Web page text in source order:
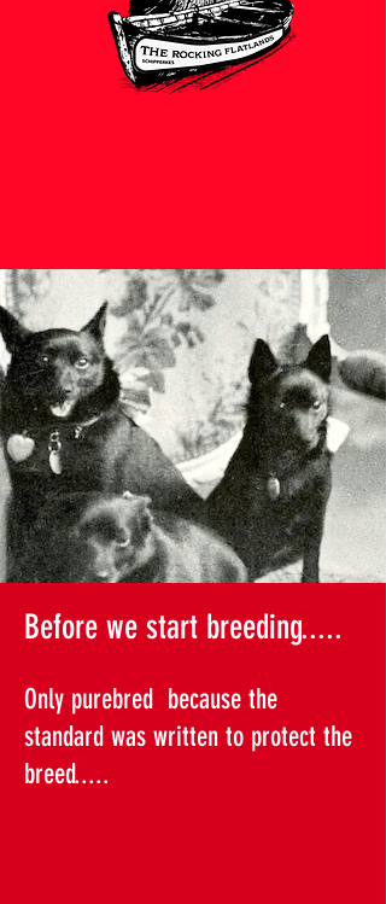
We hope to have a new litter of Schipperkes at the end of October 2026
Before we start breeding.....
Only purebred because the
standard was written to protect the
breed.....